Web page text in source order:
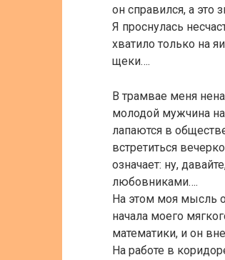
он справился, а это
Я проснулась
хватило только на
щеки….
В трамвае меня
молодой мужчина
лапаются в
встретиться
означает: ну,
любовниками….
На этом моя мысль
начала моего
математики, и он
На работе в